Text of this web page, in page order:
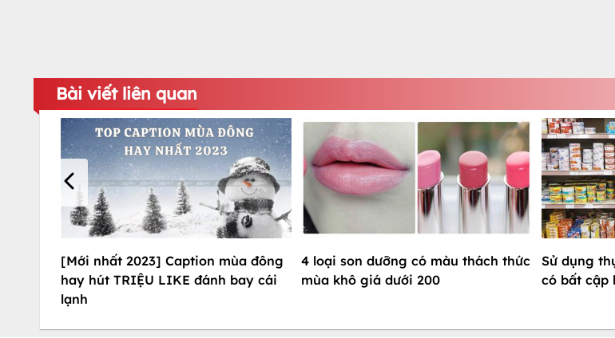
Bài viết liên quan
[Mới nhất 2023] Caption mùa đông
hay hút TRIỆU LIKE đánh bay cái
lạnh
4 loại son dưỡng có màu thách thức
mùa khô giá dưới 200
Sử dụng
có bất cập